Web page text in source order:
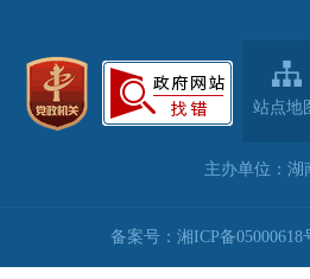
站点地
主办单位：湖
备案号：湘ICP备05000618